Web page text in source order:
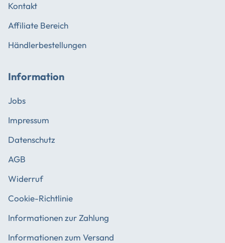
Kontakt
Affiliate Bereich
Händlerbestellungen
Information
Jobs
Impressum
Datenschutz
AGB
Widerruf
Cookie-Richtlinie
Informationen zur Zahlung
Informationen zum Versand